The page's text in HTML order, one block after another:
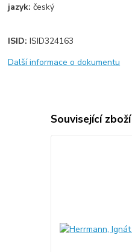
jazyk:český
ISID:ISID324163
Další informace o dokumentu
Související zboží